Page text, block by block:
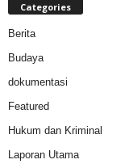
Categories
Berita
Budaya
dokumentasi
Featured
Hukum dan Kriminal
Laporan Utama